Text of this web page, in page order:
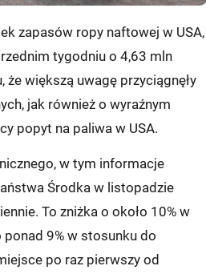
zapasów ropy naftowej w USA,
tygodniu o 4,63 mln
że większą uwagę przyciągnęły
jak również o wyraźnym
popyt na paliwa w USA.
w tym informacje
Środka w listopadzie
To zniżka o około 10% w
9% w stosunku do
po raz pierwszy od